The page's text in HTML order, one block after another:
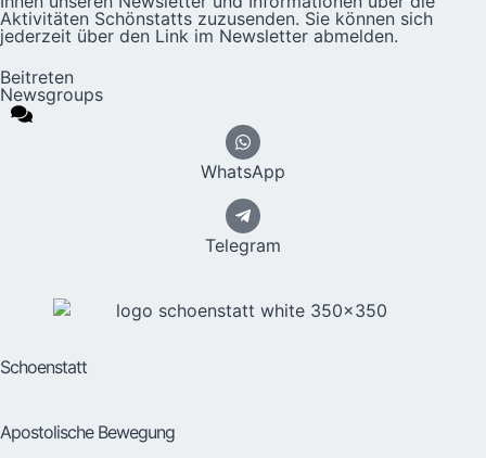
Aktivitäten Schönstatts zuzusenden. Sie können sich
jederzeit über den Link im Newsletter abmelden.
Beitreten
Newsgroups
WhatsApp
Telegram
Schoenstatt
Apostolische Bewegung